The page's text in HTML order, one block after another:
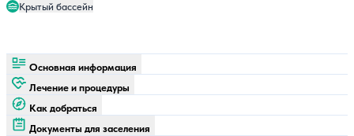
Крытый бассейн
Основная информация
Лечение и процедуры
Как добраться
Документы для заселения